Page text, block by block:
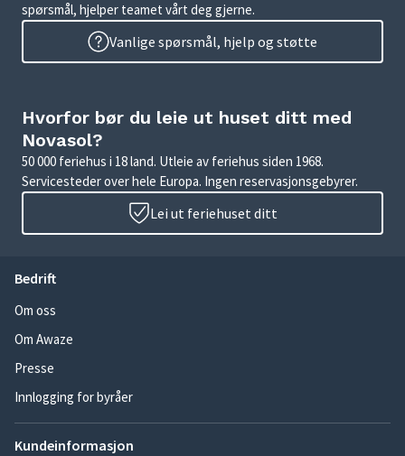
spørsmål, hjelper teamet vårt deg gjerne.
Vanlige spørsmål, hjelp og støtte
Hvorfor bør du leie ut huset ditt med
Novasol?
50 000 feriehus i 18 land. Utleie av feriehus siden 1968.
Servicesteder over hele Europa. Ingen reservasjonsgebyrer.
Lei ut feriehuset ditt
Bedrift
Om oss
Om Awaze
Presse
Innlogging for byråer
Kundeinformasjon